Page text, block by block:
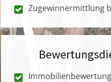
Zugewinnermittlung
Immobilienbewertung